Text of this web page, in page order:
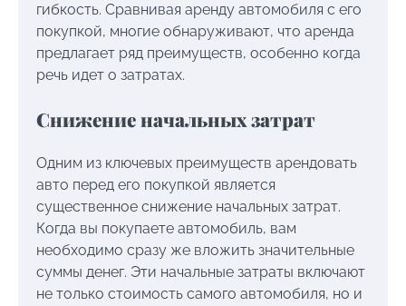
гибкость. Сравнивая аренду автомобиля с его
покупкой, многие обнаруживают, что аренда
предлагает ряд преимуществ, особенно когда
речь идет о затратах.
Снижение начальных затрат
Одним из ключевых преимуществ арендовать
авто перед его покупкой является
существенное снижение начальных затрат.
Когда вы покупаете автомобиль, вам
необходимо сразу же вложить значительные
суммы денег. Эти начальные затраты включают
не только стоимость самого автомобиля, но и